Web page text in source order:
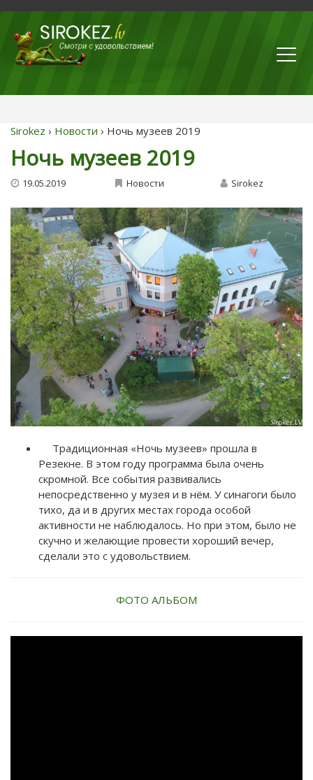
Sirokez › Новости › Ночь музеев 2019
Ночь музеев 2019
19.05.2019 Новости Sirokez
Традиционная «Ночь музеев» прошла в
Резекне. В этом году программа была очень
скромной. Все события развивались
непосредственно у музея и в нём. У синагоги было
тихо, да и в других местах города особой
активности не наблюдалось. Но при этом, было не
скучно и желающие провести хороший вечер,
сделали это с удовольствием.
ФОТО АЛЬБОМ